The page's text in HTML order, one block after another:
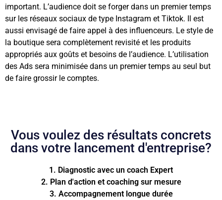
important. L’audience doit se forger dans un premier temps
sur les réseaux sociaux de type Instagram et Tiktok. Il est
aussi envisagé de faire appel à des influenceurs. Le style de
la boutique sera complètement revisité et les produits
appropriés aux goûts et besoins de l’audience. L’utilisation
des Ads sera minimisée dans un premier temps au seul but
de faire grossir le comptes.
Vous voulez des résultats concrets
dans votre lancement d'entreprise?
1. Diagnostic avec un coach Expert
2. Plan d'action et coaching sur mesure
3. Accompagnement longue durée